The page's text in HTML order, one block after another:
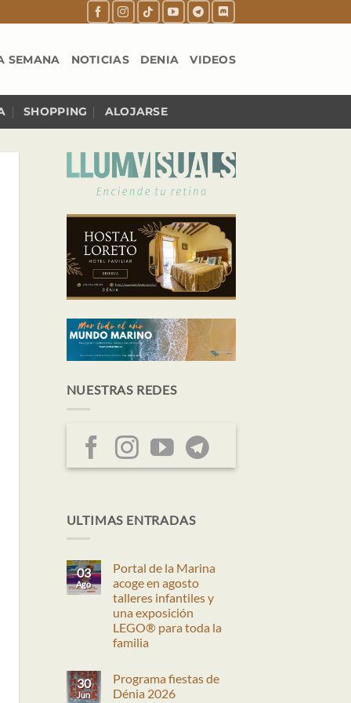
SEMANA NOTICIAS DENIA VIDEOS
SHOPPING ALOJARSE
NUESTRAS REDES
ULTIMAS ENTRADAS
03
Ago
Portal de la Marina
acoge en agosto
talleres infantiles y
una exposición
LEGO® para toda la
familia
comentarios
en
Portal
30
Jun
Programa fiestas de
Dénia 2026